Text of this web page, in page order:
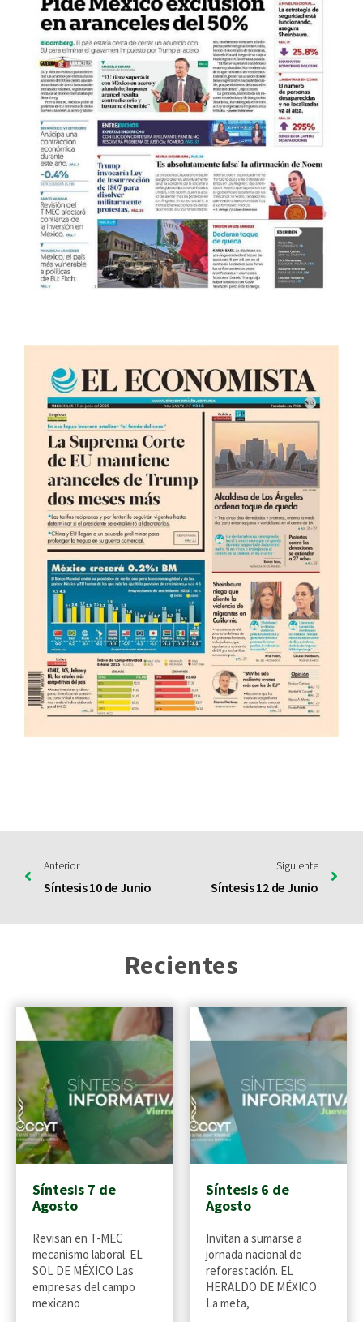
Anterior
Síntesis 10 de Junio
Siguiente
Síntesis 12 de Junio
Recientes
Síntesis 7 de
Agosto
Revisan en T-MEC
mecanismo laboral. EL
SOL DE MÉXICO Las
empresas del campo
mexicano
Síntesis 6 de
Agosto
Invitan a sumarse a
jornada nacional de
reforestación. EL
HERALDO DE MÉXICO
La meta,